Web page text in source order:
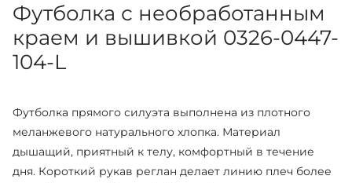
Футболка с необработанным
краем и вышивкой 0326-0447-
104-L
Футболка прямого силуэта выполнена из плотного
меланжевого натурального хлопка. Материал
дышащий, приятный к телу, комфортный в течение
дня. Короткий рукав реглан делает линию плеч более